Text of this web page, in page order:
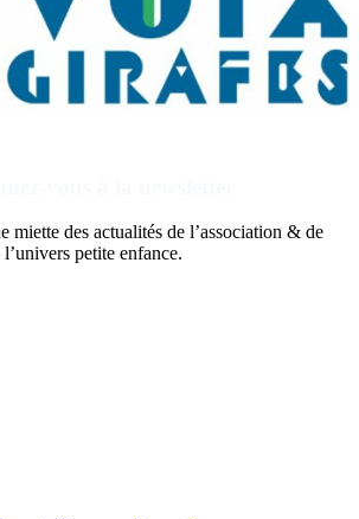
miette des actualités de l’association & de
l’univers petite enfance.